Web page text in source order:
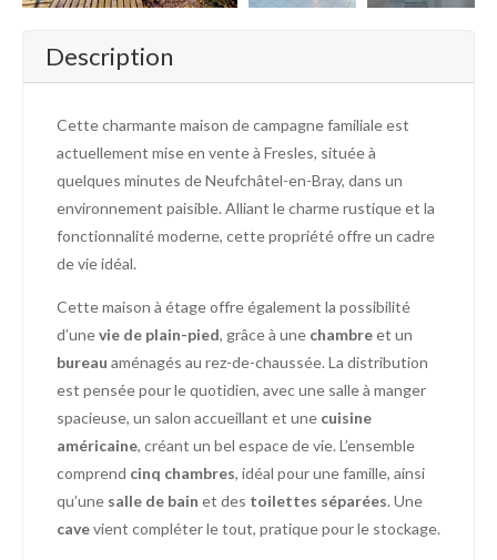
Description
Cette charmante maison de campagne familiale est
actuellement mise en vente à Fresles, située à
quelques minutes de Neufchâtel-en-Bray, dans un
environnement paisible. Alliant le charme rustique et la
fonctionnalité moderne, cette propriété offre un cadre
de vie idéal.
Cette maison à étage offre également la possibilité
d’unevie de plain-pied, grâce à une chambreet un
bureau aménagés au rez-de-chaussée. La distribution
est pensée pour le quotidien, avec une salle à manger
spacieuse, un salon accueillant et une cuisine
américaine, créant un bel espace de vie. L’ensemble
comprend cinq chambres, idéal pour une famille, ainsi
qu’une salle de bain et des toilettes séparées. Une
cavevient compléter le tout, pratique pour le stockage.